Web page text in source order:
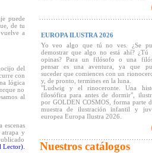
puede
de tu
a
del
con
lógica
no
al
escenas
y
Lector).
EUROPA ILUSTRA 2026
Yo veo algo que tú no ves. ¿Se
demostrar que algo no está ahí? ¿Tú
opinas? Para un filósofo o una
pensar es una aventura, ya que
suceder que comiences con un
y, de pronto, termines en la luna.
"Ludwig y el rinoceronte. Una
filosófica para antes de dormir",
por GOLDEN COSMOS, forma parte
muestra de ilustración infantil y
europea Europa Ilustra 2026.
Nuestros catálogos